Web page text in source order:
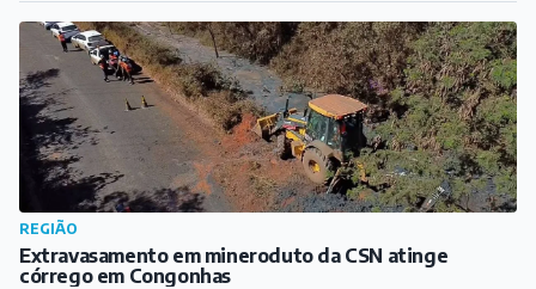
REGIÃO
Extravasamento em mineroduto da CSN atinge
córrego em Congonhas